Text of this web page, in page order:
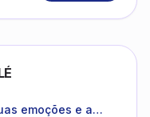
emoções e a